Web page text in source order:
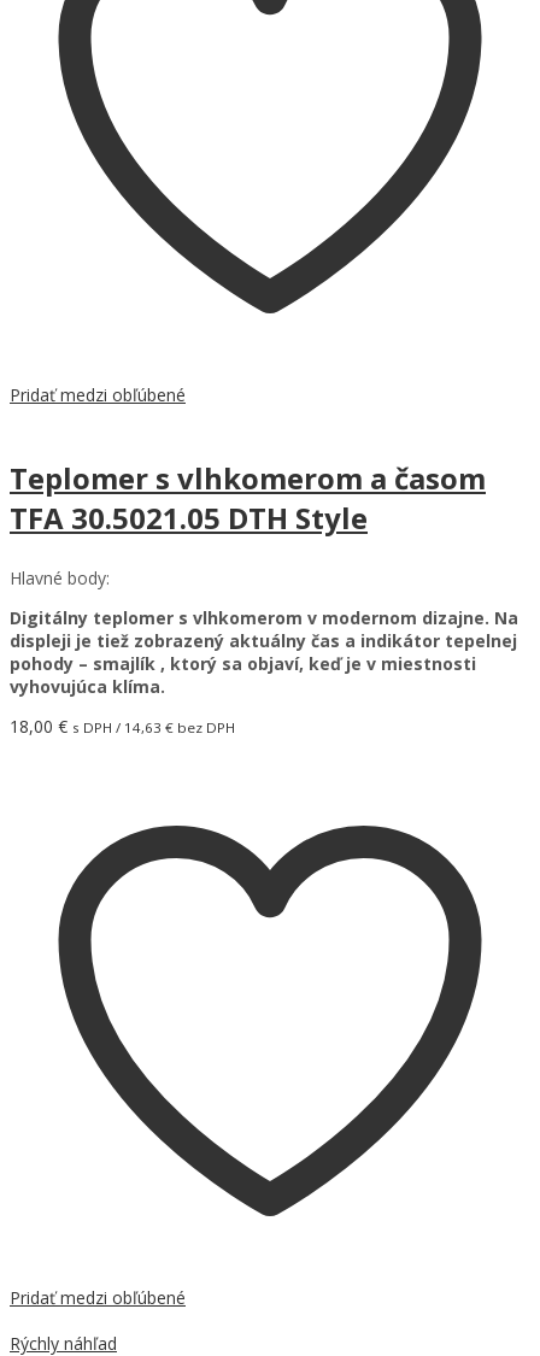
Pridať medzi obľúbené
Teplomer s vlhkomerom a časom
TFA 30.5021.05 DTH Style
Hlavné body:
Digitálny teplomer s vlhkomerom v modernom dizajne. Na
displeji je tiež zobrazený aktuálny čas a indikátor tepelnej
pohody – smajlík , ktorý sa objaví, keď je v miestnosti
vyhovujúca klíma.
18,00 € s DPH / 14,63 € bez DPH
Pridať medzi obľúbené
Rýchly náhľad